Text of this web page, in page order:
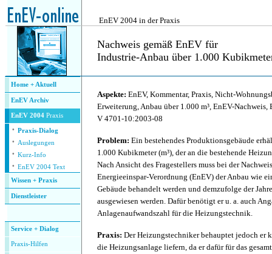
EnEV 2004 in der Praxis
Nachweis gemäß EnEV für
Industrie-Anbau über 1.000
Home + Aktuell
EnEV Archiv
EnEV 2004 Praxis
· Praxis-Dialog
· Auslegungen
· Kurz-Info
· EnEV 2004 Text
Wissen + Praxis
Dienstleister
Service + Dialog
Praxis-Hilfen
Aspekte: EnEV, Kommentar, Praxis, Nicht-
Erweiterung, Anbau über 1.000 m³, EnEV-
V 4701-10:2003-08
Problem: Ein bestehendes Produktionsgebäude
1.000 Kubikmeter (m³), der an die bestehende
Nach Ansicht des Fragestellers muss bei der
Energieeinspar-Verordnung (EnEV) der Anbau wie
Gebäude behandelt werden und demzufolge der
ausgewiesen werden. Dafür benötigt er u. a. auch
Anlagenaufwandszahl für die Heizungstechnik.
Praxis: Der Heizungstechniker behauptet jedoch er
die Heizungsanlage liefern, da er dafür für das